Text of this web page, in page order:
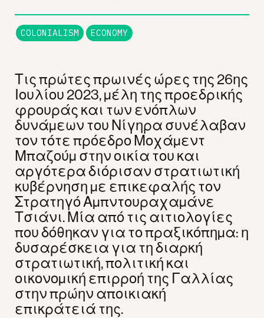
Τις πρώτες πρωινές ώρες της 26ης
Ιουλίου 2023, μέλη της προεδρικής
φρουράς και των ενόπλων
δυνάμεων του Νίγηρα συνέλαβαν
τον τότε πρόεδρο Μοχάμεντ
Μπαζούμ στην οικία του και
αργότερα διόρισαν στρατιωτική
κυβέρνηση με επικεφαλής τον
Στρατηγό Αμπντουραχαμάνε
Τσιάνι. Μία από τις αιτιολογίες
που δόθηκαν για το πραξικόπημα: η
δυσαρέσκεια για τη διαρκή
στρατιωτική, πολιτική και
οικονομική επιρροή της Γαλλίας
στην πρώην αποικιακή
επικράτειά της.
COLONIALISM ECONOMY